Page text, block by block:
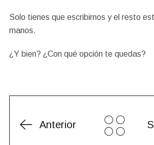
Solo tienes que escribirnos y el resto
manos.
¿Y bien? ¿Con qué opción te quedas?
Anterior